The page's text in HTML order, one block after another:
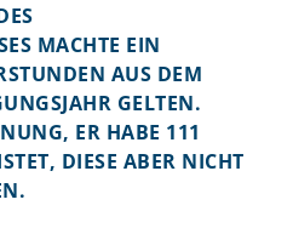
MACHTE EIN
AUS DEM
GELTEN.
ER HABE 111
DIESE ABER NICHT